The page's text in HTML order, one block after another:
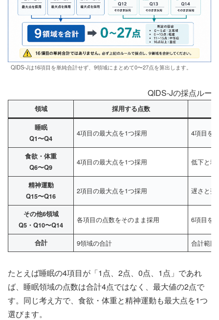
QIDS-Jは16項目を単純合計せず、9領域にまとめて0〜27点を算出します。
QIDS-Jの採点ルー
領域 採用する点数
睡眠
Q1〜Q4
4項目の最大点を1つ採用 4項目を
食欲・体重
Q6〜Q9
4項目の最大点を1つ採用 低下と増
精神運動
Q15〜Q16
2項目の最大点を1つ採用 遅さと落
その他6領域
Q5・Q10〜Q14
各項目の点数をそのまま採用 6項目を
合計 9領域の合計 合計範囲
たとえば睡眠の4項目が「1点、2点、0点、1点」であれ
ば、睡眠領域の点数は合計4点ではなく、最大値の2点で
す。同じ考え方で、食欲・体重と精神運動も最大点を1つ
選びます。